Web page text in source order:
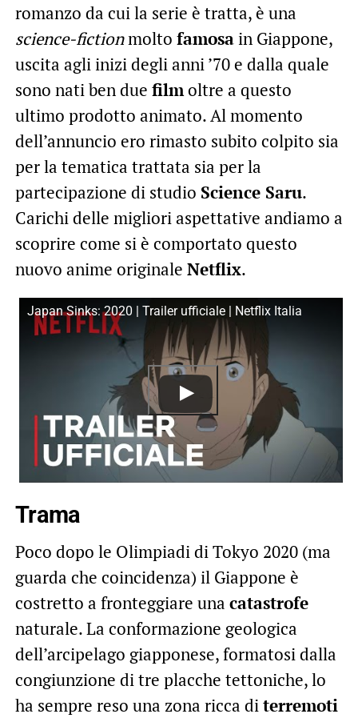
romanzo da cui la serie è tratta, è una
science-fictionmolto famosain Giappone,
uscita agli inizi degli anni ’70 e dalla quale
sono nati ben due filmoltre a questo
ultimo prodotto animato. Al momento
dell’annuncio ero rimasto subito colpito sia
per la tematica trattata sia per la
partecipazione di studio Science Saru.
Carichi delle migliori aspettative andiamo a
scoprire come si è comportato questo
nuovo anime originale Netflix.
Japan Sinks: 2020 | Trailer ufficiale | Netflix Italia
Trama
Poco dopo le Olimpiadi di Tokyo 2020 (ma
guarda che coincidenza) il Giappone è
costretto a fronteggiare una catastrofe
naturale. La conformazione geologica
dell’arcipelago giapponese, formatosi dalla
congiunzione di tre placche tettoniche, lo
ha sempre reso una zona ricca diterremoti